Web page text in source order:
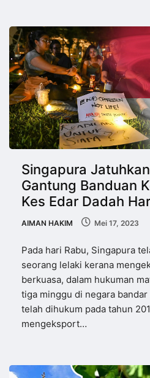
Singapura
Gantung Banduan
Kes Edar Dadah
AIMAN HAKIM Mei 17, 2023
Pada hari Rabu, Singapura
seorang lelaki kerana
berkuasa, dalam hukuman
tiga minggu di negara
telah dihukum pada tahun
mengeksport…